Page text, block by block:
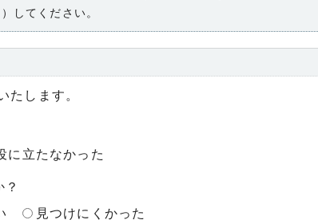
してください。
たします。
に立たなかった
見つけにくかった